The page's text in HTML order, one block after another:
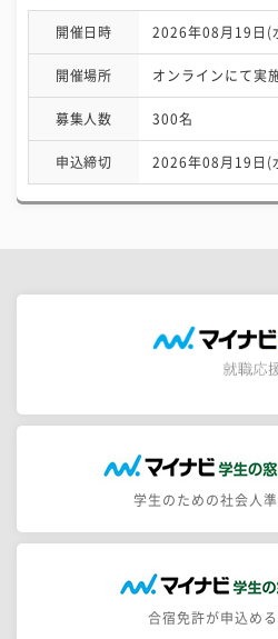
開催日時 2026年08月19日(
開催場所 オンラインにて実
募集人数 300名
申込締切 2026年08月19日(
学生のための社会人
合宿免許が申込め